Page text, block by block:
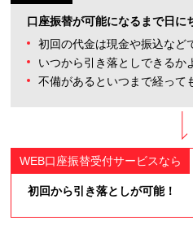
口座振替が可能になるまで日に
初回の代金は現金や振込など
いつから引き落としできるか
不備があるといつまで経って
初回から引き落としが可能！